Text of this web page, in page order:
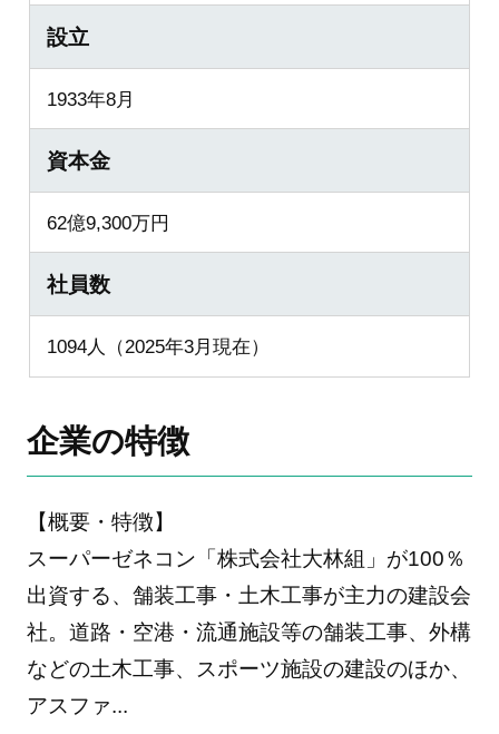
設立
1933年8月
資本金
62億9,300万円
社員数
1094人（2025年3月現在）
企業の特徴
【概要・特徴】
スーパーゼネコン「株式会社大林組」が100％
出資する、舗装工事・土木工事が主力の建設会
社。道路・空港・流通施設等の舗装工事、外構
などの土木工事、スポーツ施設の建設のほか、
アスファ...